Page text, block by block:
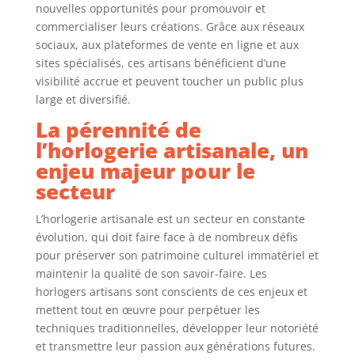
nouvelles opportunités pour promouvoir et
commercialiser leurs créations. Grâce aux réseaux
sociaux, aux plateformes de vente en ligne et aux
sites spécialisés, ces artisans bénéficient d’une
visibilité accrue et peuvent toucher un public plus
large et diversifié.
La pérennité de
l’horlogerie artisanale, un
enjeu majeur pour le
secteur
L’horlogerie artisanale est un secteur en constante
évolution, qui doit faire face à de nombreux défis
pour préserver son patrimoine culturel immatériel et
maintenir la qualité de son savoir-faire. Les
horlogers artisans sont conscients de ces enjeux et
mettent tout en œuvre pour perpétuer les
techniques traditionnelles, développer leur notoriété
et transmettre leur passion aux générations futures.